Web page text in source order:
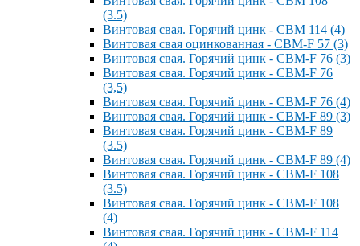
(3.5)
Винтовая свая. Горячий цинк - СВМ 114 (4)
Винтовая свая оцинкованная - СВМ-F 57 (3)
Винтовая свая. Горячий цинк - СВМ-F 76 (3)
Винтовая свая. Горячий цинк - СВМ-F 76
(3,5)
Винтовая свая. Горячий цинк - СВМ-F 76 (4)
Винтовая свая. Горячий цинк - СВМ-F 89 (3)
Винтовая свая. Горячий цинк - СВМ-F 89
(3.5)
Винтовая свая. Горячий цинк - СВМ-F 89 (4)
Винтовая свая. Горячий цинк - СВМ-F 108
(3.5)
Винтовая свая. Горячий цинк - СВМ-F 108
(4)
Винтовая свая. Горячий цинк - СВМ-F 114